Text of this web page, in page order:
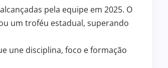
pela equipe em 2025. O
um troféu estadual, superando
une disciplina, foco e formação